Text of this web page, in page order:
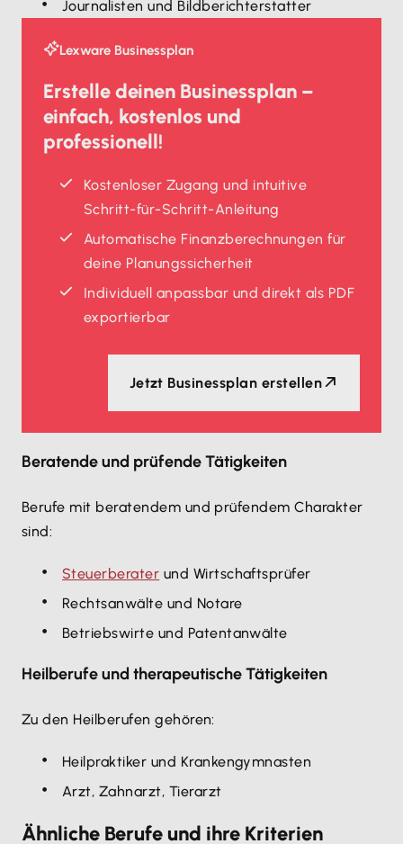
Journalisten und Bildberichterstatter
Lexware Businessplan
Erstelle deinen Businessplan –
einfach, kostenlos und
professionell!
Kostenloser Zugang und intuitive
Schritt-für-Schritt-Anleitung
Automatische Finanzberechnungen für
deine Planungssicherheit
Individuell anpassbar und direkt als PDF
exportierbar
Jetzt Businessplan erstellen
Beratende und prüfende Tätigkeiten
Berufe mit beratendem und prüfendem Charakter
sind:
Steuerberater und Wirtschaftsprüfer
Rechtsanwälte und Notare
Betriebswirte und Patentanwälte
Heilberufe und therapeutische Tätigkeiten
Zu den Heilberufen gehören:
Heilpraktiker und Krankengymnasten
Arzt, Zahnarzt, Tierarzt
Ähnliche Berufe und ihre Kriterien